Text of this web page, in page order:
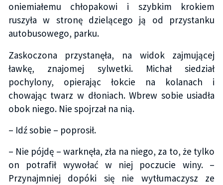
oniemiałemu chłopakowi i szybkim krokiem
ruszyła w stronę dzielącego ją od przystanku
autobusowego, parku.
Zaskoczona przystanęła, na widok zajmującej
ławkę, znajomej sylwetki. Michał siedział
pochylony, opierając łokcie na kolanach i
chowając twarz w dłoniach. Wbrew sobie usiadła
obok niego. Nie spojrzał na nią.
– Idź sobie – poprosił.
– Nie pójdę – warknęła, zła na niego, za to, że tylko
on potrafił wywołać w niej poczucie winy. –
Przynajmniej dopóki się nie wytłumaczysz ze